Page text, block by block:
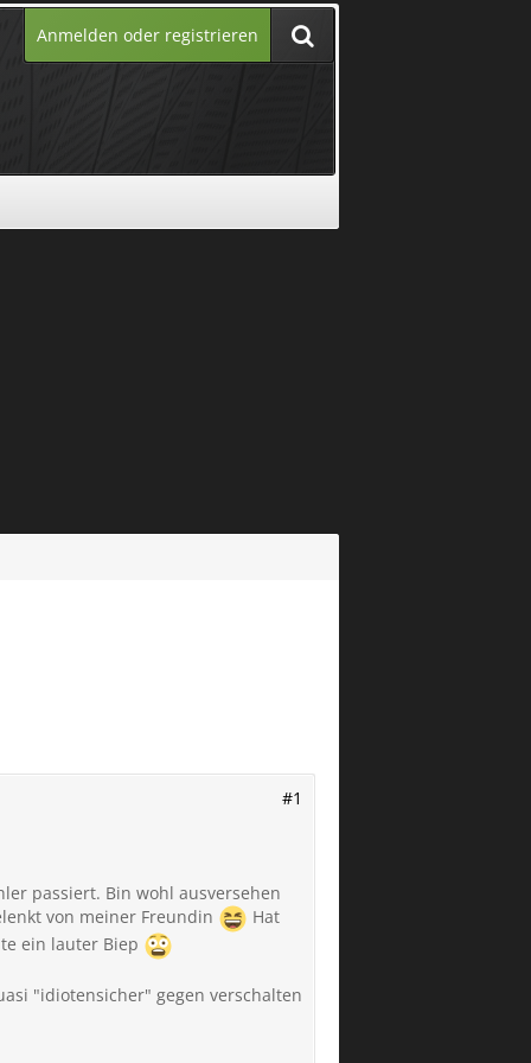
Anmelden oder registrieren
#1
passiert. Bin wohl ausversehen
von meiner Freundin
Hat
ein lauter Biep
"idiotensicher" gegen verschalten